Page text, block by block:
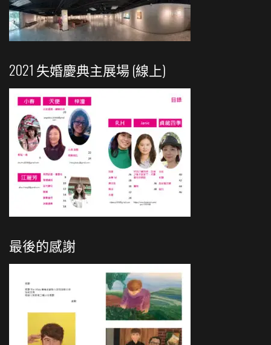
2021 失婚慶典主展場 (線上)
最後的感謝